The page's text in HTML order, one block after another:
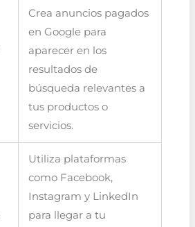
Crea anuncios pagados
en Google para
aparecer en los
resultados de
búsqueda relevantes a
tus productos o
servicios.
Utiliza plataformas
como Facebook,
Instagram y LinkedIn
para llegar a tu